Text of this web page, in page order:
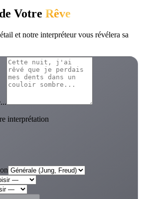
Votre Rêve
et notre interpréteur vous révélera sa
interprétation